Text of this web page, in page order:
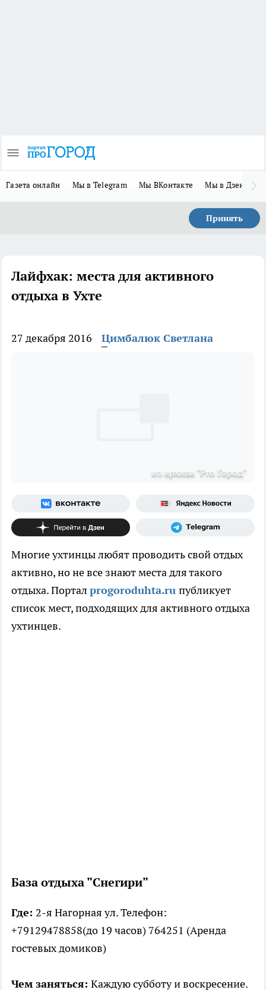
Газета онлайн Мы в Telegram Мы ВКонтакте Мы в Дзене
Принять
Лайфхак: места для активного
отдыха в Ухте
27 декабря 2016 Цимбалюк Светлана
из архива "Pro Город"
Многие ухтинцы любят проводить свой отдых
активно, но не все знают места для такого
отдыха. Портал progoroduhta.ru публикует
список мест, подходящих для активного отдыха
ухтинцев.
База отдыха "Снегири"
Где: 2-я Нагорная ул. Телефон:
+79129478858(до 19 часов) 764251 (Аренда
гостевых домиков)
Чем заняться: Каждую субботу и воскресение.